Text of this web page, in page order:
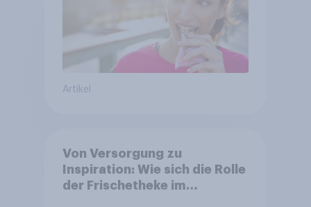
Artikel
Von Versorgung zu
Inspiration: Wie sich die Rolle
der Frischetheke im